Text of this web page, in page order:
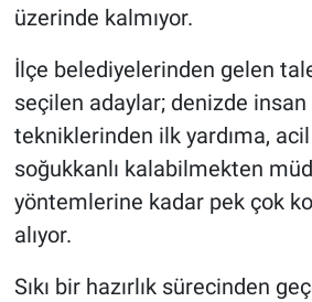
üzerinde kalmıyor.
İlçe belediyelerinden gelen
seçilen adaylar; denizde
tekniklerinden ilk yardıma,
soğukkanlı kalabilmekten
yöntemlerine kadar pek çok
alıyor.
Sıkı bir hazırlık sürecinden